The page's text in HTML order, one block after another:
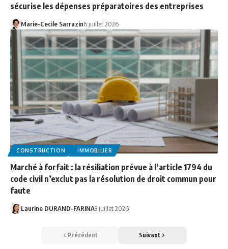
sécurise les dépenses préparatoires des entreprises
Marie-Cecile Sarrazin6 juillet 2026
CONSTRUCTION IMMOBILIER
Marché à forfait : la résiliation prévue à l’article 1794 du
code civil n’exclut pas la résolution de droit commun pour
faute
Laurine DURAND-FARINA3 juillet 2026
Précédent Suivant